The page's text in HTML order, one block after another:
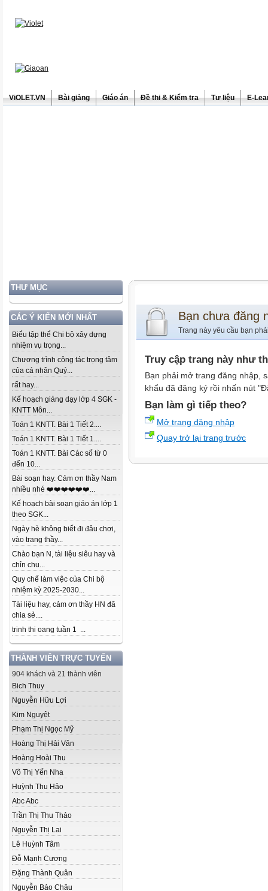
ViOLET.VN Bài giảng Giáo án Đề thi & Kiểm tra Tư liệu E-
THƯ MỤC
CÁC Ý KIẾN MỚI NHẤT
Biểu tập thể Chi bộ xây dựng
nhiệm vụ trọng...
Chương trình công tác trọng tâm
của cá nhân Quý...
rất hay...
Kế hoạch giảng dạy lớp 4 SGK -
KNTT Môn...
Toán 1 KNTT. Bài 1 Tiết 2....
Toán 1 KNTT. Bài 1 Tiết 1....
Toán 1 KNTT. Bài Các số từ 0
đến 10...
Bài soạn hay. Cảm ơn thầy Nam
nhiều nhé ❤️❤️❤️❤️❤️❤️...
Kế hoạch bài soạn giáo án lớp 1
theo SGK...
Ngày hè không biết đi đâu chơi,
vào trang thầy...
Chào bạn N, tài liệu siêu hay và
chỉn chu...
Quy chế làm việc của Chi bộ
nhiệm kỳ 2025-2030...
Tài liệu hay, cảm ơn thầy HN đã
chia sẻ....
trinh thi oang tuần 1 ...
THÀNH VIÊN TRỰC TUYẾN
904 khách và 21 thành viên
Bich Thuy
Nguyễn Hữu Lợi
Kim Nguyệt
Phạm Thị Ngọc Mỹ
Hoàng Thị Hải Vân
Hoàng Hoài Thu
Võ Thị Yến Nha
Huỳnh Thu Hảo
Abc Abc
Trần Thị Thu Thảo
Nguyễn Thị Lai
Lê Huỳnh Tâm
Đỗ Mạnh Cương
Đặng Thành Quân
Nguyễn Bảo Châu
Bạn chưa đăng
Trang này yêu cầu bạn
Truy cập trang này như
Bạn phải mở trang đăng nhập,
khẩu đã đăng ký rồi nhấn nút
Bạn làm gì tiếp theo?
Mở trang đăng nhập
Quay trở lại trang trước